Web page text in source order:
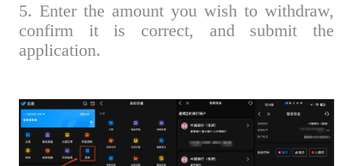
5. Enter the amount you wish to withdraw,
confirm it is correct, and submit the
application.